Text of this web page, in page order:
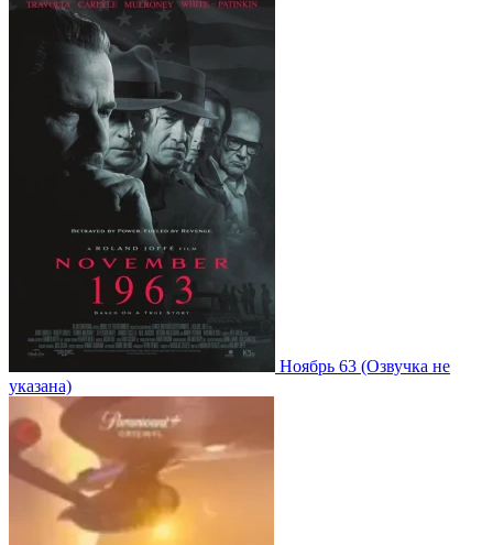
Ноябрь 63 (Озвучка не
указана)